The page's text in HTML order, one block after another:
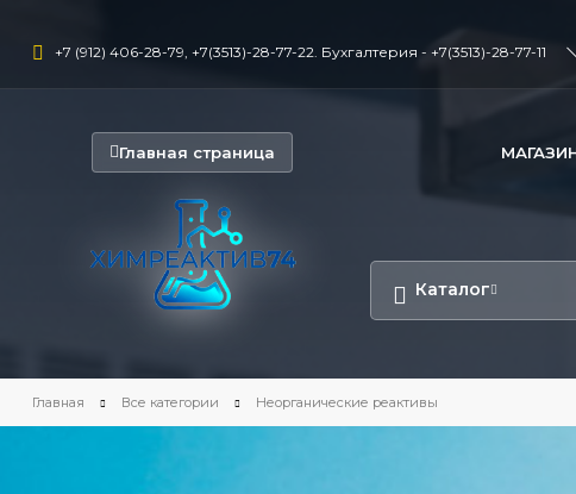
+7 (912) 406-28-79, +7(3513)-28-77-22. Бухгалтерия - +7(3513)-28-77-11
Главная страница
Каталог
Главная Все категории Неорганические реактивы